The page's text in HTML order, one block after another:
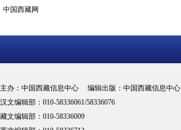
中国西藏网
主办：中国西藏信息中心 编辑出版：中国西藏信息中心
汉文编辑部：010-58336061/58336076
藏文编辑部：010-58336009